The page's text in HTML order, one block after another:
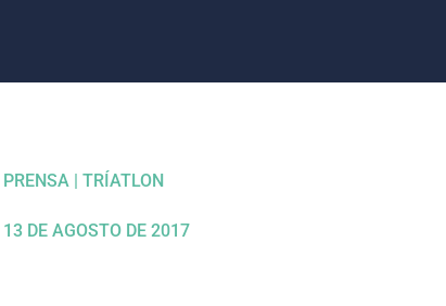
PRENSA |TRÍATLON
13 DE AGOSTO DE 2017